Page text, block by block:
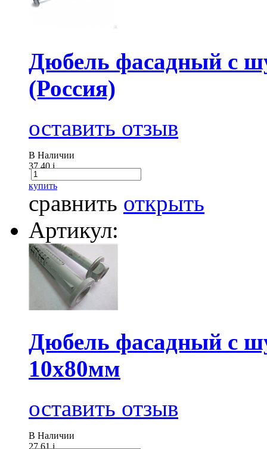
Дюбель фасадный с
(Россия)
оставить отзыв
В Наличии
37.40i
купить
сравнить открыть
Артикул:
Дюбель фасадный
10х80мм
оставить отзыв
В Наличии
27.61i